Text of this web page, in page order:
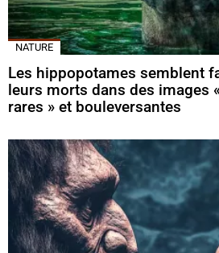
NATURE
Les hippopotames semblent
leurs morts dans des images
rares » et bouleversantes